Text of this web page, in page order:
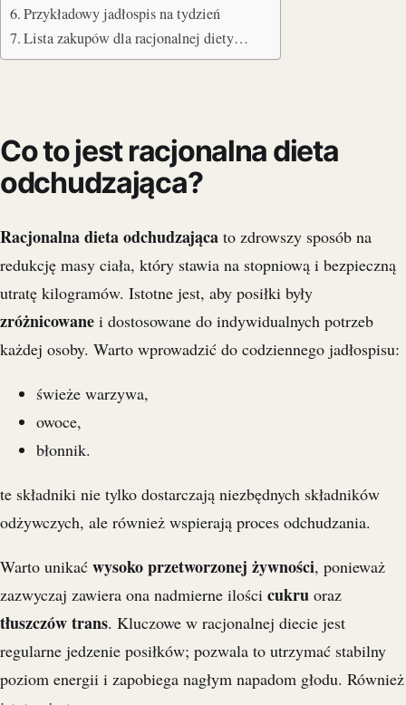
Przykładowy jadłospis na tydzień
Lista zakupów dla racjonalnej diety…
Co to jest racjonalna dieta
odchudzająca?
Racjonalna dieta odchudzająca to zdrowszy sposób na
redukcję masy ciała, który stawia na stopniową i bezpieczną
utratę kilogramów. Istotne jest, aby posiłki były
zróżnicowane i dostosowane do indywidualnych potrzeb
każdej osoby. Warto wprowadzić do codziennego jadłospisu:
świeże warzywa,
owoce,
błonnik.
te składniki nie tylko dostarczają niezbędnych składników
odżywczych, ale również wspierają proces odchudzania.
Warto unikać wysoko przetworzonej żywności, ponieważ
zazwyczaj zawiera ona nadmierne ilości cukru oraz
tłuszczów trans. Kluczowe w racjonalnej diecie jest
regularne jedzenie posiłków; pozwala to utrzymać stabilny
poziom energii i zapobiega nagłym napadom głodu. Również